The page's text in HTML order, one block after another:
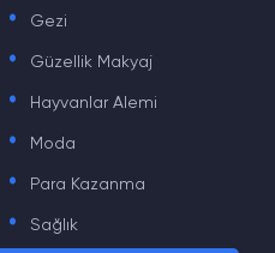
Gezi
. Güzellik Makyaj
. Hayvanlar Alemi
. Moda
. Para Kazanma
. Sağlık